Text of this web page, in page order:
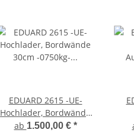
EDUARD 2615 -UE-
Hochlader, Bordwände
30cm -0750kg- Lfh: 72cm
ab 1.500,00 € *